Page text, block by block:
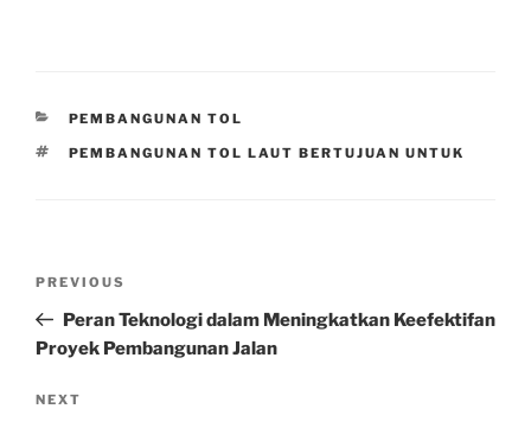
CATEGORIES
PEMBANGUNAN TOL
TAGS
PEMBANGUNAN TOL LAUT BERTUJUAN UNTUK
Previous
Post
PREVIOUS
Peran Teknologi dalam Meningkatkan Keefektifan
Proyek Pembangunan Jalan
Next
NEXT